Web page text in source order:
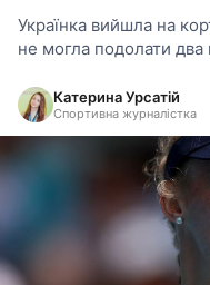
Українка вийшла на
не могла подолати два
Катерина Урсатій
Спортивна журналістка